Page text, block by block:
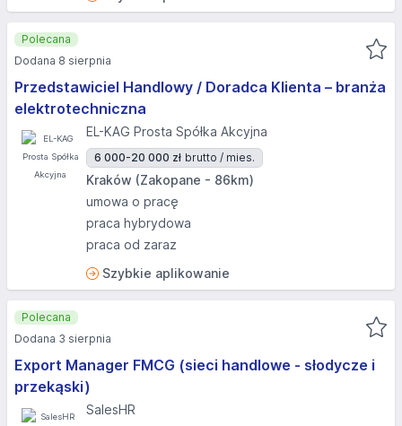
Przedstawiciel Handlowy / Doradca Klienta – branża
elektrotechniczna
EL-KAG Prosta Spółka Akcyjna
6 000-20 000 zł brutto / mies.
Kraków (Zakopane - 86km)
umowa o pracę
praca hybrydowa
praca od zaraz
Szybkie aplikowanie
Polecana
Dodana 8 sierpnia
Export Manager FMCG (sieci handlowe - słodycze i
przekąski)
SalesHR
Polecana
Dodana 3 sierpnia